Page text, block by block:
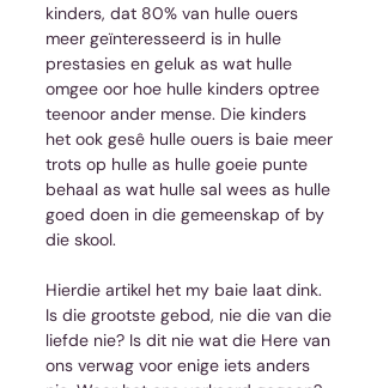
kinders, dat 80% van hulle ouers
meer geïnteresseerd is in hulle
prestasies en geluk as wat hulle
omgee oor hoe hulle kinders optree
teenoor ander mense. Die kinders
het ook gesê hulle ouers is baie meer
trots op hulle as hulle goeie punte
behaal as wat hulle sal wees as hulle
goed doen in die gemeenskap of by
die skool.
Hierdie artikel het my baie laat dink.
Is die grootste gebod, nie die van die
liefde nie? Is dit nie wat die Here van
ons verwag voor enige iets anders